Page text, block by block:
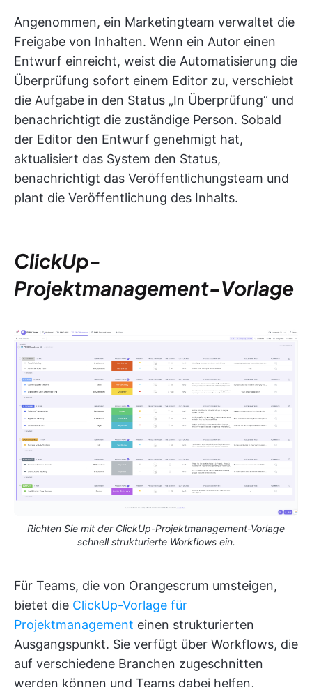
Angenommen, ein Marketingteam verwaltet die
Freigabe von Inhalten. Wenn ein Autor einen
Entwurf einreicht, weist die Automatisierung die
Überprüfung sofort einem Editor zu, verschiebt
die Aufgabe in den Status „In Überprüfung“ und
benachrichtigt die zuständige Person. Sobald
der Editor den Entwurf genehmigt hat,
aktualisiert das System den Status,
benachrichtigt das Veröffentlichungsteam und
plant die Veröffentlichung des Inhalts.
ClickUp-
Projektmanagement-Vorlage
Richten Sie mit der ClickUp-Projektmanagement-Vorlage
schnell strukturierte Workflows ein.
Für Teams, die von Orangescrum umsteigen,
bietet die ClickUp-Vorlage für
Projektmanagement einen strukturierten
Ausgangspunkt. Sie verfügt über Workflows, die
auf verschiedene Branchen zugeschnitten
werden können und Teams dabei helfen,